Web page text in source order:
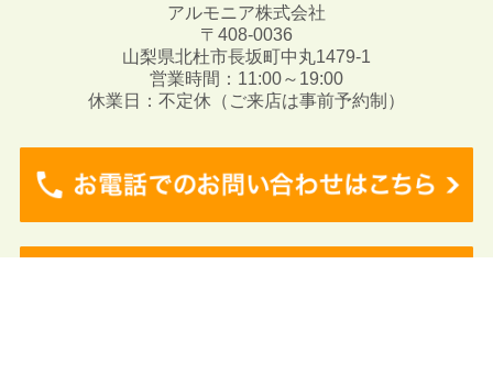
アルモニア株式会社
〒408-0036
山梨県北杜市長坂町中丸1479-1
営業時間：11:00～19:00
休業日：不定休（ご来店は事前予約制）